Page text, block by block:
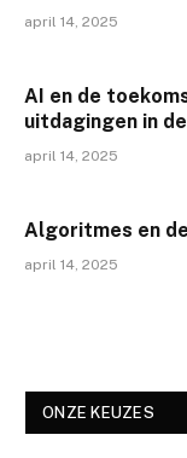
april 14, 2025
AI en de
uitdagingen in
april 14, 2025
Algoritmes en
april 14, 2025
ONZE KEUZES